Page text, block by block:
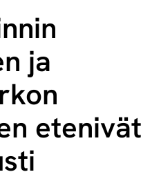
ja
etenivät